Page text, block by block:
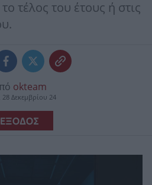
τέλος του έτους ή στις
okteam
28 Δεκεμβρίου 24
ΕΞΟΔΟΣ